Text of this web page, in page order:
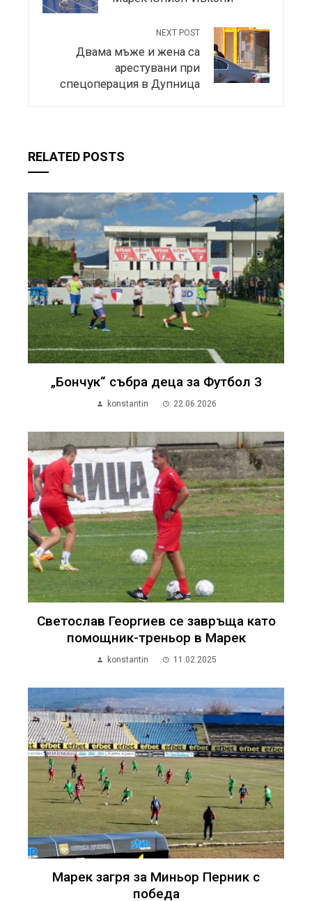
NEXT POST
Двама мъже и жена са
арестувани при
спецоперация в Дупница
RELATED POSTS
„Бончук“ събра деца за Футбол 3
konstantin 22.06.2026
Светослав Георгиев се завръща като
помощник-треньор в Марек
konstantin 11.02.2025
Марек загря за Миньор Перник с
победа